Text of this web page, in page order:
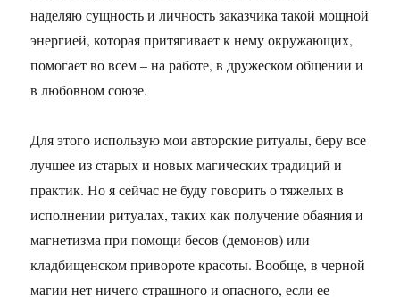
наделяю сущность и личность заказчика такой мощной
энергией, которая притягивает к нему окружающих,
помогает во всем – на работе, в дружеском общении и
в любовном союзе.
Для этого использую мои авторские ритуалы, беру все
лучшее из старых и новых магических традиций и
практик. Но я сейчас не буду говорить о тяжелых в
исполнении ритуалах, таких как получение обаяния и
магнетизма при помощи бесов (демонов) или
кладбищенском привороте красоты. Вообще, в черной
магии нет ничего страшного и опасного, если ее